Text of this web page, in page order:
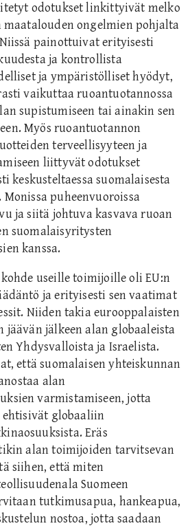
odotukset linkittyivät melko
ongelmien pohjalta
painottuivat erityisesti
ja kontrollista
ja ympäristölliset hyödyt,
vaikuttaa ruoantuotannossa
supistumiseen tai ainakin sen
Myös ruoantuotannon
terveellisyyteen ja
liittyvät odotukset
keskusteltaessa suomalaisesta
puheenvuoroissa
ja siitä johtuva kasvava ruoan
suomalaisyritysten
kanssa.
useille toimijoille oli EU:n
ja erityisesti sen vaatimat
Niiden takia eurooppalaisten
jäävän jälkeen alan globaaleista
Yhdysvalloista ja Israelista.
että suomalaisen yhteiskunnan
alan
varmistamiseen, jotta
globaaliin
Eräs
alan toimijoiden tarvitsevan
siihen, että miten
Suomeen
tutkimusapua, hankeapua,
nostoa, jotta saadaan